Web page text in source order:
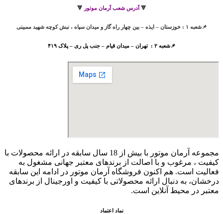
🔻 آدرس شعب آرمان موتور 🔻
📌شعبه ۱ : خوزستان – ایذه – بین چهار راه گاز و میدان سپاه ، نبش کوچه شهید ممبینی
📌شعبه ۲ : تهران – میدان قیام – جنب پل ری – پلاک ۴۱۹
مجموعه آرمان موتور با بیش از 18 سال سابقه در ارائه محصولات با
کيفيت ، مرغوب و با اصالت از برندهای معتبر جهانی مشغول به
فعاليت است. هم اکنون فروشگاه آرمان موتور در ادامه اين سابقه
درخشان، به دنبال ارائه محصولاتی با کيفيت و اورجينال از برندهای
معتبر در محيط آنلاين است.
نماد اعتماد